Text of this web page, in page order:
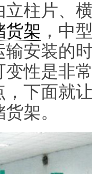
柱片、
货架 ，中
安装的
变性是非
下面就
架。